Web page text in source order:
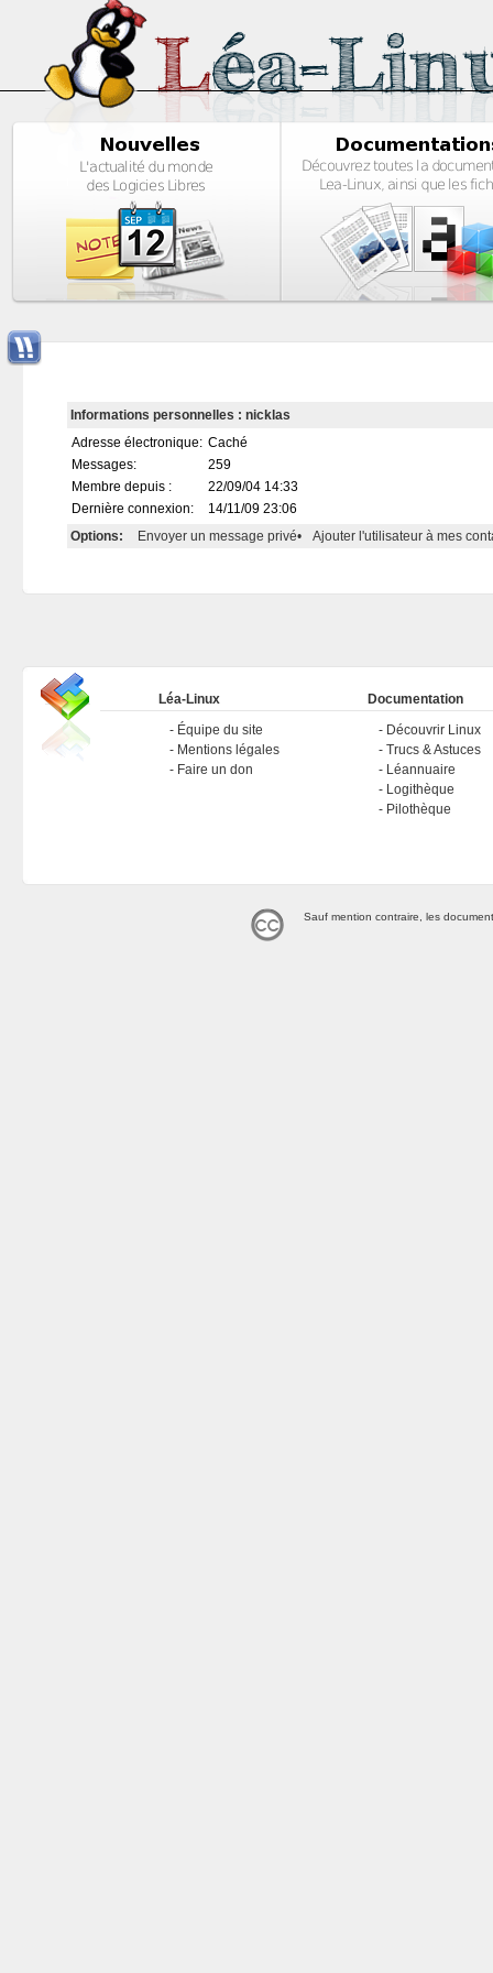
Informations personnelles : nicklas
Adresse électronique: Caché
Messages:
259
Membre depuis :
22/09/04 14:33
Dernière connexion:
14/11/09 23:06
Options:
Envoyer un message privé• Ajouter l'utilisateur à mes
Léa-Linux
Équipe du site
Mentions légales
Faire un don
Documentation
Découvrir Linux
Trucs & Astuces
Léannuaire
Logithèque
Pilothèque
Sauf mention contraire, les